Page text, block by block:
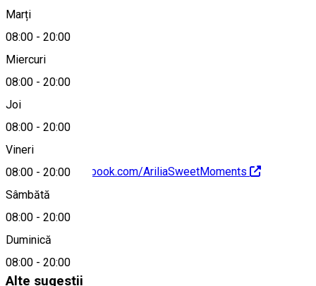
Marți
08:00 - 20:00
Miercuri
08:00 - 20:00
Joi
08:00 - 20:00
Vineri
08:00 - 20:00
Sâmbătă
08:00 - 20:00
Duminică
08:00 - 20:00
Hartă
https://www.facebook.com/AriliaSweetMoments
Despre
Cofetarie
Alte sugestii